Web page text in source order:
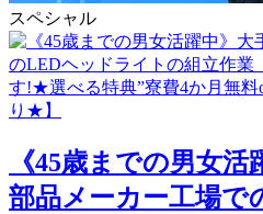
スペシャル
《45歳までの男女
部品メーカー工場で